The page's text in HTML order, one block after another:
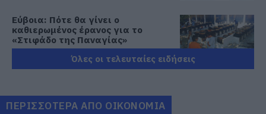
Εύβοια: Πότε θα γίνει ο
καθιερωμένος έρανος για το
«Στιφάδο της Παναγίας»
08.08.2026 | 19:40
στη Θεσσαλονίκη
Όλες οι τελευταίες ειδήσεις
ΠΕΡΙΣΣΟΤΕΡΑ ΑΠΟ ΟΙΚΟΝΟΜΙΑ